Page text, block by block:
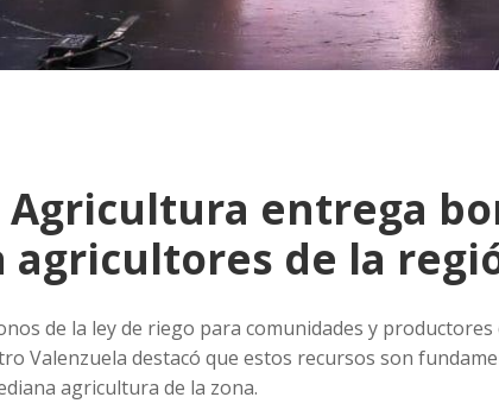
entrega
agricultores de la
de la ley de riego para comunidades y
Valenzuela destacó que estos recursos son
agricultura de la zona.